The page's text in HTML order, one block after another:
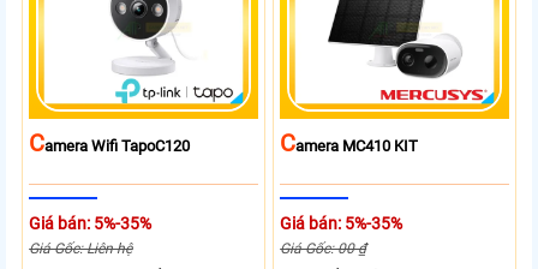
CAmera Wifi TapoC120
Giá bán: 5%-35%
Giá Gốc: Liên hệ
CAmera MC410 KIT
Giá bán: 5%-35%
Giá Gốc: 00 ₫